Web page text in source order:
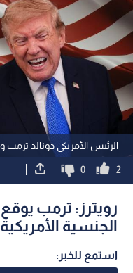
الرئيس الأمريكي دونالد
2
0
رويترز: ترمب يوقع
الجنسية الأمريكية
استمع للخبر: